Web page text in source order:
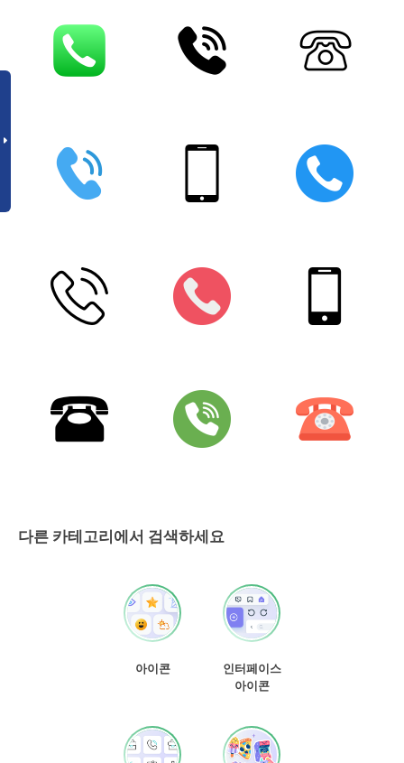
다른 카테고리에서 검색하세요
아이콘
인터페이스
아이콘